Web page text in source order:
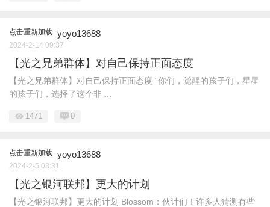
点击重新加载 yoyo13688
2024-2-14 09:37
【光之兄弟群体】对自己保持正面态度
【光之兄弟群体】对自己保持正面态度 “你们，觉醒的孩子们，星星
的孩子们，选择了这个非 ...
1471 0
点击重新加载 yoyo13688
2024-2-5 03:31
【光之银河联邦】更大的计划
【光之银河联邦】更大的计划 Blossom：伙计们！许多人猜测有些